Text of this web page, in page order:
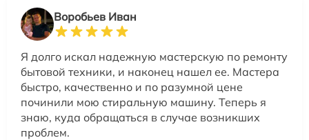
Воробьев Иван
Я долго искал надежную мастерскую по ремонту
бытовой техники, и наконец нашел ее. Мастера
быстро, качественно и по разумной цене
починили мою стиральную машину. Теперь я
знаю, куда обращаться в случае возникших
проблем.